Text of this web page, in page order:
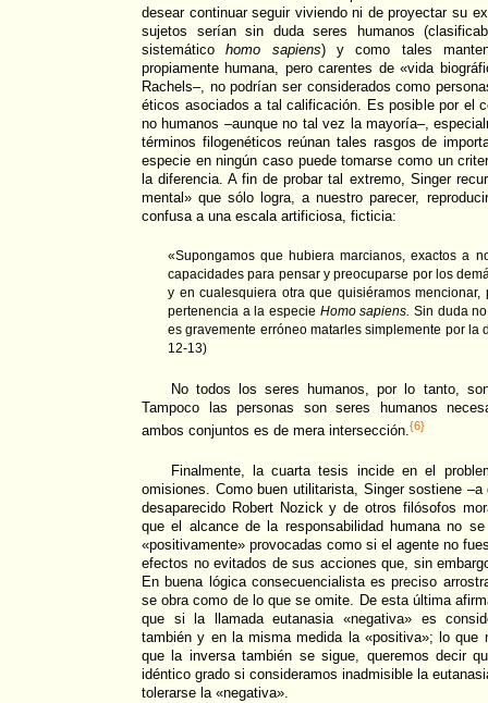
desear continuar seguir viviendo ni de proyectar su
sujetos serían sin duda seres humanos
sistemáticohomo sapiens) y como tales
propiamente humana, pero carentes de «vida
Rachels–, no podrían ser considerados como
éticos asociados a tal calificación. Es posible por el
no humanos –aunque no tal vez la mayoría–,
términos filogenéticos reúnan tales rasgos de
especie en ningún caso puede tomarse como un
la diferencia. A fin de probar tal extremo, Singer
mental» que sólo logra, a nuestro parecer,
confusa a una escala artificiosa, ficticia:
«Supongamos que hubiera marcianos, exactos a
capacidades para pensar y preocuparse por los
y en cualesquiera otra que quisiéramos
pertenencia a la especie Homo sapiens. Sin duda
es gravemente erróneo matarles simplemente por la
12-13)
No todos los seres humanos, por lo tanto,
Tampoco las personas son seres humanos
ambos conjuntos es de mera intersección.{6}
Finalmente, la cuarta tesis incide en el
omisiones. Como buen utilitarista, Singer sostiene
desaparecido Robert Nozick y de otros filósofos
que el alcance de la responsabilidad humana no
«positivamente» provocadas como si el agente no
efectos no evitados de sus acciones que, sin
En buena lógica consecuencialista es preciso
se obra como de lo que se omite. De esta última
que si la llamada eutanasia «negativa» es
también y en la misma medida la «positiva»; lo que
que la inversa también se sigue, queremos decir
idéntico grado si consideramos inadmisible la
tolerarse la «negativa».